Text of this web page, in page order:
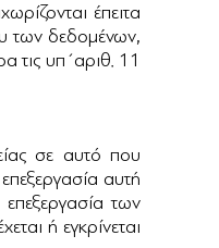
έπειτα
των δεδομένων,
τις υπ΄αριθ. 11
σε αυτό που
αυτή
των
ή εγκρίνεται